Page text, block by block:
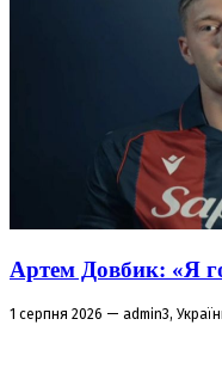
Артем Довбик: «Я
1 серпня 2026 — admin3,